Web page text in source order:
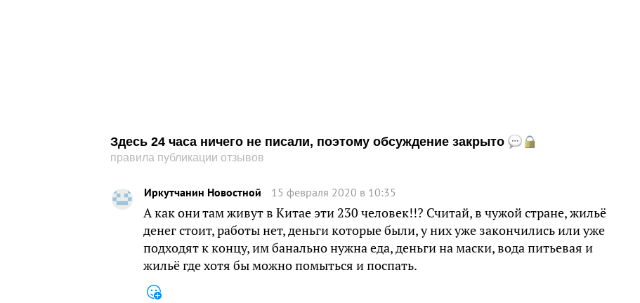
Здесь 24 часа ничего не писали, поэтому обсуждение закрыто
правила публикации отзывов
Иркутчанин Новостной 15 февраля 2020 в 10:35
А как они там живут в Китае эти 230 человек!!? Считай, в чужой стране, жильё
денег стоит, работы нет, деньги которые были, у них уже закончились или уже
подходят к концу, им банально нужна еда, деньги на маски, вода питьевая и
жильё где хотя бы можно помыться и поспать.